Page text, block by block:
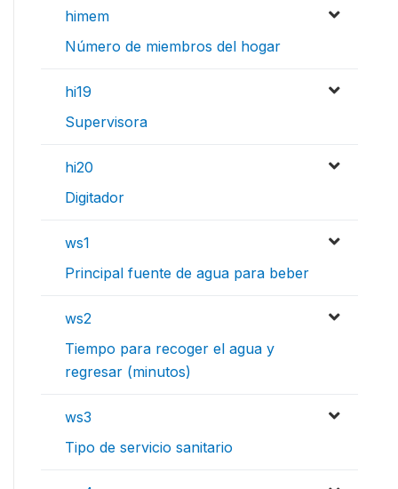
himem
Número de miembros del hogar
hi19
Supervisora
hi20
Digitador
ws1
Principal fuente de agua para beber
ws2
Tiempo para recoger el agua y
regresar (minutos)
ws3
Tipo de servicio sanitario